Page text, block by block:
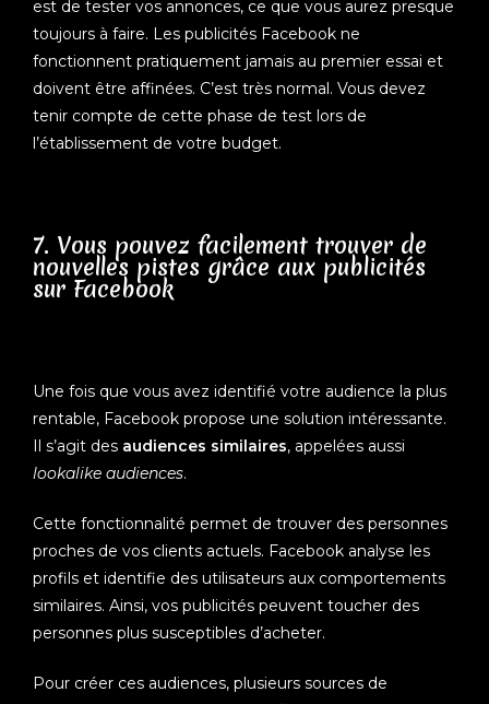
est de tester vos annonces, ce que vous aurez presque
toujours à faire. Les publicités Facebook ne
fonctionnent pratiquement jamais au premier essai et
doivent être affinées. C’est très normal. Vous devez
tenir compte de cette phase de test lors de
l’établissement de votre budget.
7. Vous pouvez facilement trouver de
nouvelles pistes grâce aux publicités
sur Facebook
Une fois que vous avez identifié votre audience la plus
rentable, Facebook propose une solution intéressante.
Il s’agit des audiences similaires, appelées aussi
lookalike audiences.
Cette fonctionnalité permet de trouver des personnes
proches de vos clients actuels. Facebook analyse les
profils et identifie des utilisateurs aux comportements
similaires. Ainsi, vos publicités peuvent toucher des
personnes plus susceptibles d’acheter.
Pour créer ces audiences, plusieurs sources de